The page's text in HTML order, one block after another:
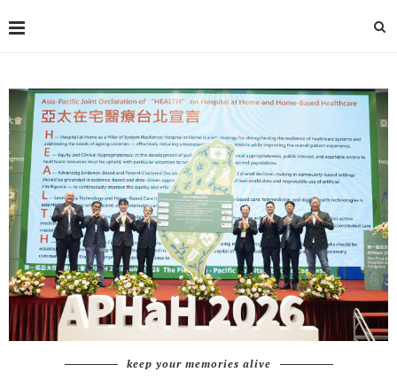
keep your memories alive